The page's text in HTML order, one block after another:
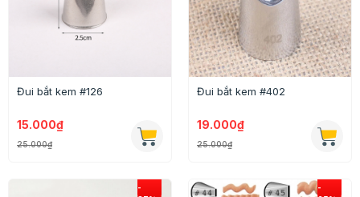
Đui bắt kem #126
15.000₫
25.000₫
Đui bắt kem #402
19.000₫
25.000₫